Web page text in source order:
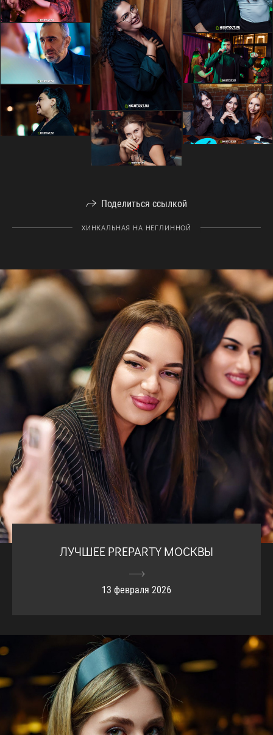
Поделиться ссылкой
ХИНКАЛЬНАЯ НА НЕГЛИННОЙ
ЛУЧШЕЕ PREPARTY МОСКВЫ
13 февраля 2026